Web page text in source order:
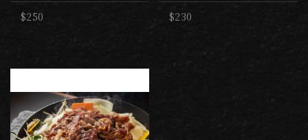
$250 $230